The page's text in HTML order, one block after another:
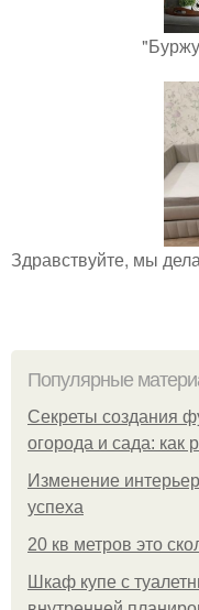
Здравствуйте, мы
Популярные
Секреты создания
огорода и сада: как
Изменение
успеха
20 кв метров это
Шкаф купе с